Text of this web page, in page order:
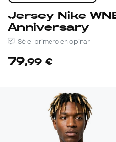
Jersey Nike WNBA 30th
Anniversary
Sé el primero en opinar
79,99 €